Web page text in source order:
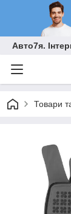
Авто7я.
Товари